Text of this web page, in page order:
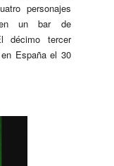
personajes
en un bar de
décimo tercer
España el 30